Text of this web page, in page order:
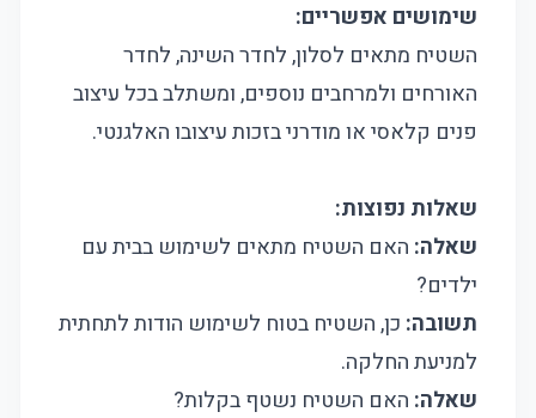
שימושים אפשריים:
השטיח מתאים לסלון, לחדר השינה, לחדר
האורחים ולמרחבים נוספים, ומשתלב בכל עיצוב
פנים קלאסי או מודרני בזכות עיצובו האלגנטי.
שאלות נפוצות:
שאלה: האם השטיח מתאים לשימוש בבית עם
ילדים?
תשובה: כן, השטיח בטוח לשימוש הודות לתחתית
למניעת החלקה.
שאלה: האם השטיח נשטף בקלות?